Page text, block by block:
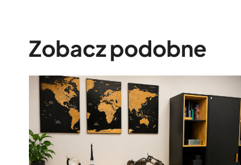
Zobacz podobne